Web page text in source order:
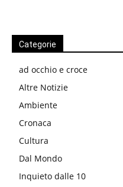
Categorie
ad occhio e croce
Altre Notizie
Ambiente
Cronaca
Cultura
Dal Mondo
Inquieto dalle 10